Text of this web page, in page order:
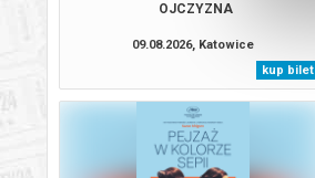
OJCZYZNA
09.08.2026, Katowice
kup bilet